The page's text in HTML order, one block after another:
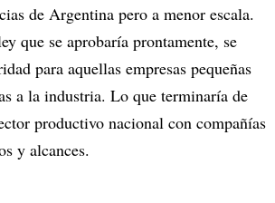
de Argentina pero a menor escala.
que se aprobaría prontamente, se
para aquellas empresas pequeñas
a la industria. Lo que terminaría de
productivo nacional con compañías
y alcances.